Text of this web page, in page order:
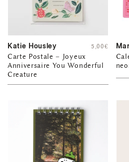
Katie Housley
Carte Postale – Joyeux
Anniversaire You Wonderful
Creature
5,00€